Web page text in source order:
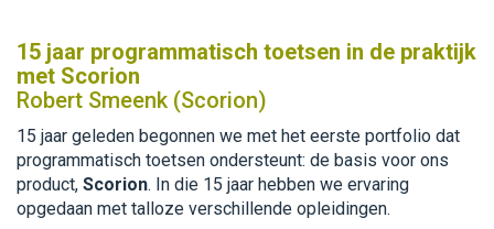
15 jaar programmatisch toetsen in de praktijk
met Scorion
Robert Smeenk (Scorion)
15 jaar geleden begonnen we met het eerste portfolio dat
programmatisch toetsen ondersteunt: de basis voor ons
product, Scorion. In die 15 jaar hebben we ervaring
opgedaan met talloze verschillende opleidingen.